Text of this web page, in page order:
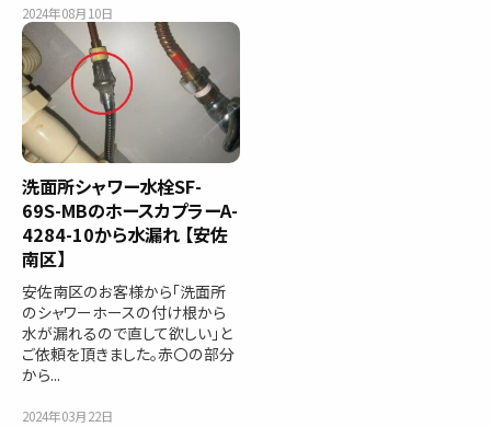
2024年08月10日
洗面所シャワー水栓SF-
69S-MBのホースカプラーA-
4284-10から水漏れ 【安佐
南区】
安佐南区のお客様から「洗面所
のシャワーホースの付け根から
水が漏れるので直して欲しい」と
ご依頼を頂きました。赤〇の部分
から...
2024年03月22日